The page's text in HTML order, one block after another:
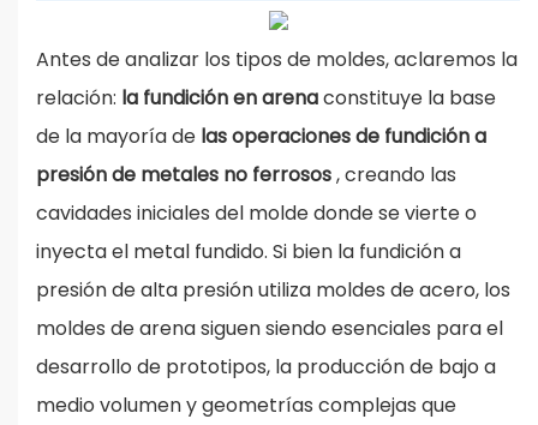
Antes de analizar los tipos de moldes, aclaremos la
relación: la fundición en arenaconstituye la base
de la mayoría de las operaciones de fundición a
presión de metales no ferrosos, creando las
cavidades iniciales del molde donde se vierte o
inyecta el metal fundido. Si bien la fundición a
presión de alta presión utiliza moldes de acero, los
moldes de arena siguen siendo esenciales para el
desarrollo de prototipos, la producción de bajo a
medio volumen y geometrías complejas que